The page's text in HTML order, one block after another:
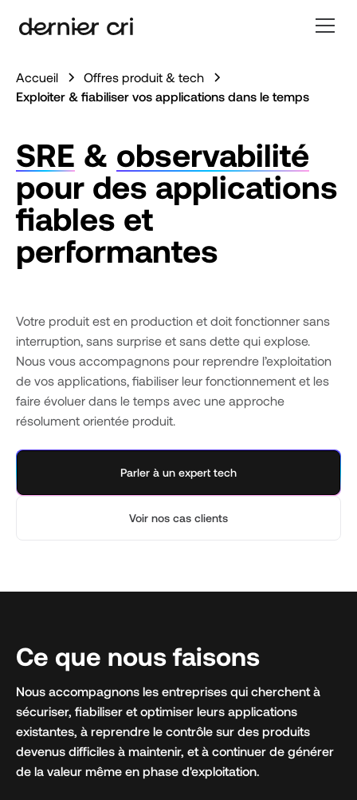
Accueil
Offres produit & tech
Exploiter & fiabiliser vos applications dans le temps
SRE & observabilité
pour des applications
fiables et
performantes
Votre produit est en production et doit fonctionner sans
interruption, sans surprise et sans dette qui explose.
Nous vous accompagnons pour reprendre l’exploitation
de vos applications, fiabiliser leur fonctionnement et les
faire évoluer dans le temps avec une approche
résolument orientée produit.
Parler à un expert tech
Voir nos cas clients
Ce que nous faisons
Nous accompagnons les entreprises qui cherchent à
sécuriser, fiabiliser et optimiser leurs applications
existantes, à reprendre le contrôle sur des produits
devenus difficiles à maintenir, et à continuer de générer
de la valeur même en phase d'exploitation.